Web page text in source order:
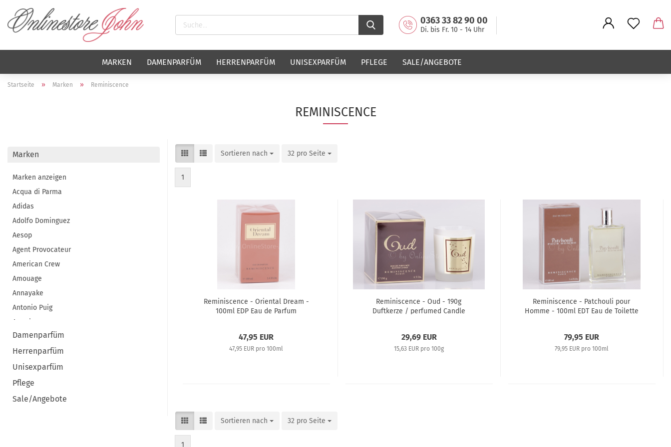
0363 33 82 90 00
Di. bis Fr. 10 - 14 Uhr
MARKEN DAMENPARFÜM HERRENPARFÜM UNISEXPARFÜM PFLEGE SALE/ANGEBOTE
Startseite » Marken » Reminiscence
REMINISCENCE
Marken
Marken anzeigen
Acqua di Parma
Adidas
Adolfo Dominguez
Aesop
Agent Provocateur
American Crew
Amouage
Annayake
Antonio Puig
Aramis
ARMAF
Armani
Atelier Cologne
Atkinsons
Azzaro
Damenparfüm
Herrenparfüm
Unisexparfüm
Pflege
Sale/Angebote
Sortieren nach 32 pro Seite
1
Reminiscence - Oriental Dream -
100ml EDP Eau de Parfum
47,95 EUR
47,95 EUR pro 100ml
Reminiscence - Oud - 190g
Duftkerze / perfumed Candle
29,69 EUR
15,63 EUR pro 100g
Reminiscence - Patchouli pour
Homme - 100ml EDT Eau de Toilette
79,95 EUR
79,95 EUR pro 100ml
Sortieren nach 32 pro Seite
1